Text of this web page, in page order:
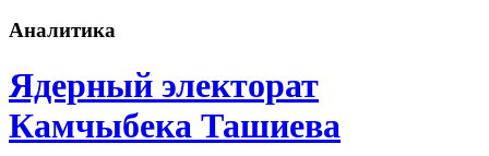
Аналитика
Ядерный электорат
Камчыбека Ташиева